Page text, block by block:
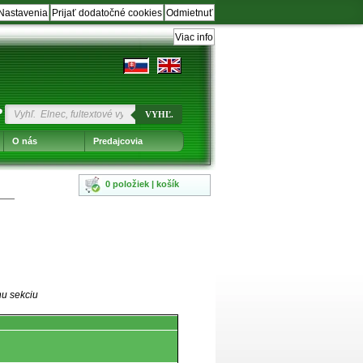
Odmietnuť
Prijať dodatočné cookies
Nastavenia
Viac info
VYHĽ.
O nás Predajcovia
0 položiek | košík
sekciu